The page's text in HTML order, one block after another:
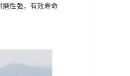
磨性强，有效寿命